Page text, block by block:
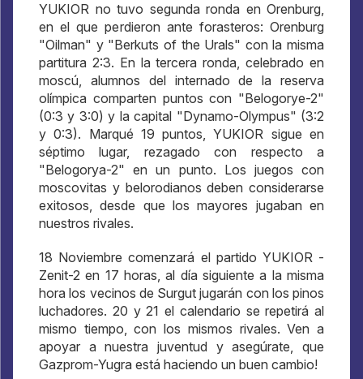
YUKIOR no tuvo segunda ronda en Orenburg,
en el que perdieron ante forasteros: Orenburg
"Oilman" y "Berkuts of the Urals" con la misma
partitura 2:3. En la tercera ronda, celebrado en
moscú, alumnos del internado de la reserva
olímpica comparten puntos con "Belogorye-2"
(0:3 y 3:0) y la capital "Dynamo-Olympus" (3:2
y 0:3). Marqué 19 puntos, YUKIOR sigue en
séptimo lugar, rezagado con respecto a
"Belogorya-2" en un punto. Los juegos con
moscovitas y belorodianos deben considerarse
exitosos, desde que los mayores jugaban en
nuestros rivales.
18 Noviembre comenzará el partido YUKIOR -
Zenit-2 en 17 horas, al día siguiente a la misma
hora los vecinos de Surgut jugarán con los pinos
luchadores. 20 y 21 el calendario se repetirá al
mismo tiempo, con los mismos rivales. Ven a
apoyar a nuestra juventud y asegúrate, que
Gazprom-Yugra está haciendo un buen cambio!